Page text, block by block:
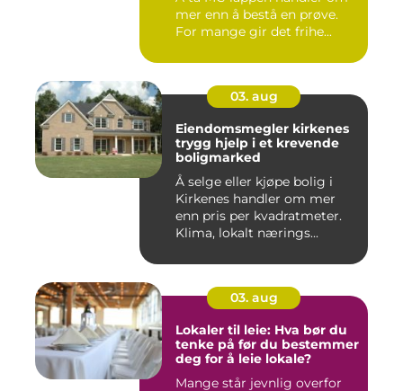
mer enn å bestå en prøve.
For mange gir det frihe...
03. aug
Eiendomsmegler kirkenes
trygg hjelp i et krevende
boligmarked
Å selge eller kjøpe bolig i
Kirkenes handler om mer
enn pris per kvadratmeter.
Klima, lokalt nærings...
03. aug
Lokaler til leie: Hva bør du
tenke på før du bestemmer
deg for å leie lokale?
Mange står jevnlig overfor